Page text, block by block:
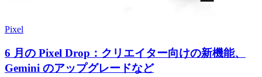
Pixel
6 月の Pixel Drop：クリエイター向けの新機能、
Gemini のアップグレードなど